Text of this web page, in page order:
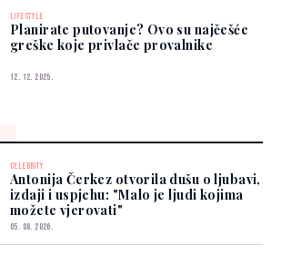
LIFESTYLE
Planirate putovanje? Ovo su najčešće
greške koje privlače provalnike
12. 12. 2025.
CELEBRITY
Antonija Čerkez otvorila dušu o ljubavi,
izdaji i uspjehu: "Malo je ljudi kojima
možete vjerovati"
05. 08. 2026.